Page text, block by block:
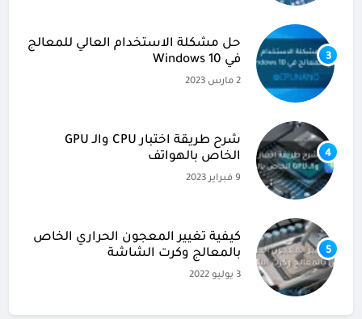
3
حل مشكلة الاستخدام العالي للمعالج
في Windows 10
2 مارس 2023
4
شرح طريقة اختبار CPU والـ GPU
الخاص بالهواتف
9 فبراير 2023
5
كيفية تغيير المعجون الحراري الخاص
بالمعالج وكرت الشاشة
3 يوليو 2022